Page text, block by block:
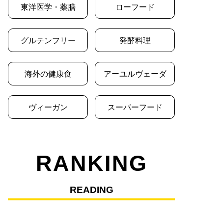
東洋医学・薬膳 ローフード
グルテンフリー 発酵料理
海外の健康食 アーユルヴェーダ
ヴィーガン スーパーフード
RANKING
READING